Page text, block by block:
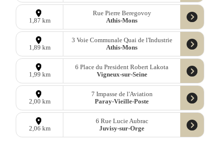
1,87 km
Rue Pierre Beregovoy
Athis-Mons
1,89 km
3 Voie Communale Quai de l'Industrie
Athis-Mons
1,99 km
6 Place du President Robert Lakota
Vigneux-sur-Seine
2,00 km
7 Impasse de l'Aviation
Paray-Vieille-Poste
2,06 km
6 Rue Lucie Aubrac
Juvisy-sur-Orge